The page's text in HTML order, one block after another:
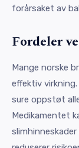
forårsaket av
Fordeler
Mange norske
effektiv
sure oppstøt
Medikamentet